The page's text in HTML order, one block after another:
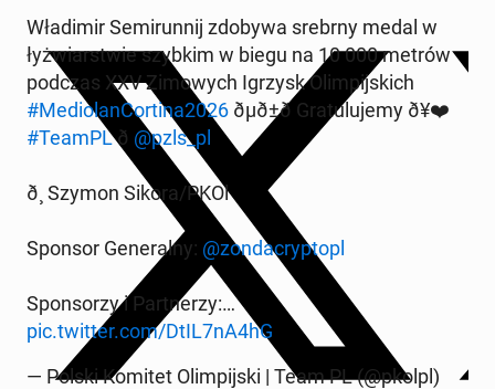
Władimir Semi­run­nij zdobywa srebrny medal w
łyżwiarst­wie szybkim w biegu na 10 000 metrów
podczas XXV Zi­mowych Igrzysk Olimpi­js­kich
#Medi­olan­Corti­na2026 ðµð±ð Grat­u­lu­je­my ð¥❤️
#TeamPLð @pzls_pl
ð¸ Szymon Sikora/PKOl
Sponsor Gen­er­al­ny: @zon­dacryp­to­pl
Spon­sorzy i Part­nerzy:…
pic.twitter.com/DtIL7nA4hG
— Polski Komitet Olimpi­js­ki | Team PL (@pkolpl)